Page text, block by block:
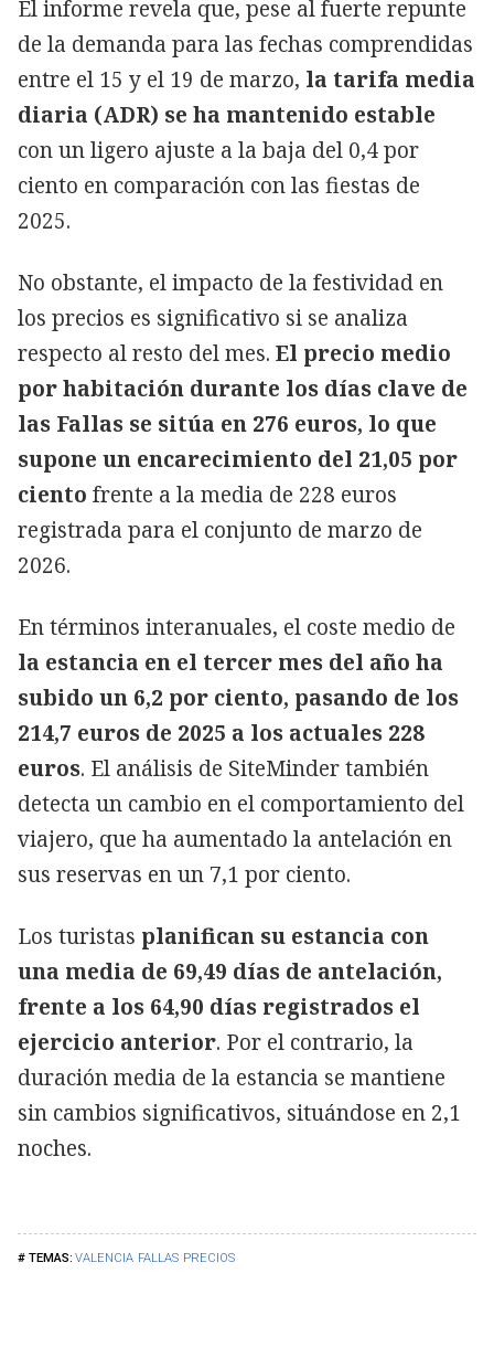
VALENCIA FALLAS PRECIOS
El informe revela que, pese al fuerte repunte
de la demanda para las fechas comprendidas
entre el 15 y el 19 de marzo, la tarifa media
diaria (ADR) se ha mantenido estable
con un ligero ajuste a la baja del 0,4 por
ciento en comparación con las fiestas de
2025.
No obstante, el impacto de la festividad en
los precios es significativo si se analiza
respecto al resto del mes. El precio medio
por habitación durante los días clave de
las Fallas se sitúa en 276 euros, lo que
supone un encarecimiento del 21,05 por
ciento frente a la media de 228 euros
registrada para el conjunto de marzo de
2026.
En términos interanuales, el coste medio de
la estancia en el tercer mes del año ha
subido un 6,2 por ciento, pasando de los
214,7 euros de 2025 a los actuales 228
euros. El análisis de SiteMinder también
detecta un cambio en el comportamiento del
viajero, que ha aumentado la antelación en
sus reservas en un 7,1 por ciento.
Los turistas planifican su estancia con
una media de 69,49 días de antelación,
frente a los 64,90 días registrados el
ejercicio anterior. Por el contrario, la
duración media de la estancia se mantiene
sin cambios significativos, situándose en 2,1
noches.